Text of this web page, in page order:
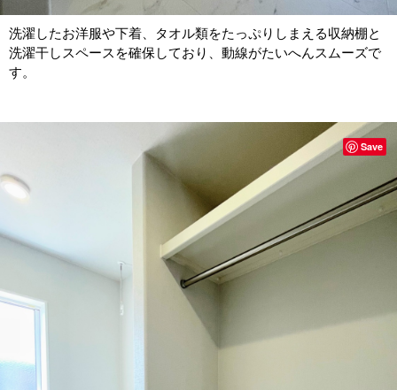
洗濯したお洋服や下着、タオル類をたっぷりしまえる収納棚と
洗濯干しスペースを確保しており、動線がたいへんスムーズで
す。
Save